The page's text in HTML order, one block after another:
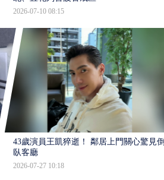
2026-07-10 08:15
43歲演員王凱猝逝！ 鄰居上門關心驚見倒
臥客廳
2026-07-27 10:18